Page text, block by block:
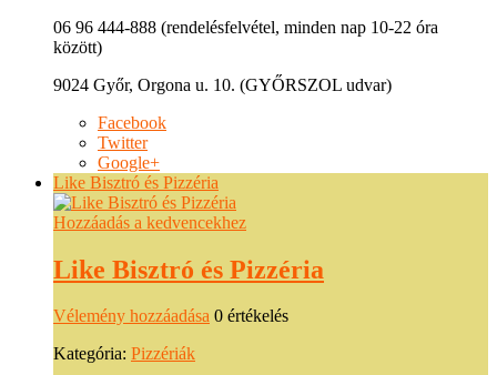
06 96 444-888 (rendelésfelvétel, minden nap 10-22 óra
között)
9024 Győr, Orgona u. 10. (GYŐRSZOL udvar)
Facebook
Twitter
Google+
Like Bisztró és Pizzéria
Hozzáadás a kedvencekhez
Like Bisztró és Pizzéria
Vélemény hozzáadása 0 értékelés
Kategória: Pizzériák